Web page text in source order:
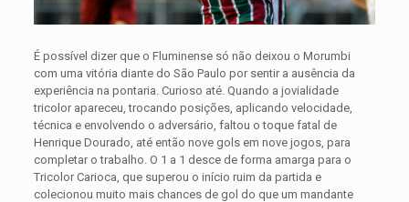
É possível dizer que o Fluminense só não deixou o Morumbi
com uma vitória diante do São Paulo por sentir a ausência da
experiência na pontaria. Curioso até. Quando a jovialidade
tricolor apareceu, trocando posições, aplicando velocidade,
técnica e envolvendo o adversário, faltou o toque fatal de
Henrique Dourado, até então nove gols em nove jogos, para
completar o trabalho. O 1 a 1 desce de forma amarga para o
Tricolor Carioca, que superou o início ruim da partida e
colecionou muito mais chances de gol do que um mandante